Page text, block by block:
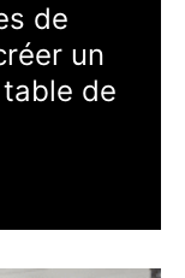
de
un
de